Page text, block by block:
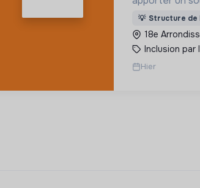
l'essaimage
"Territoires
Durée" à Paris
💡 Structure de
18e
Inclusion par
Hier